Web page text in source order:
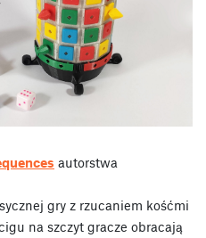
autorstwa
gry z rzucaniem kośćmi
na szczyt gracze obracają